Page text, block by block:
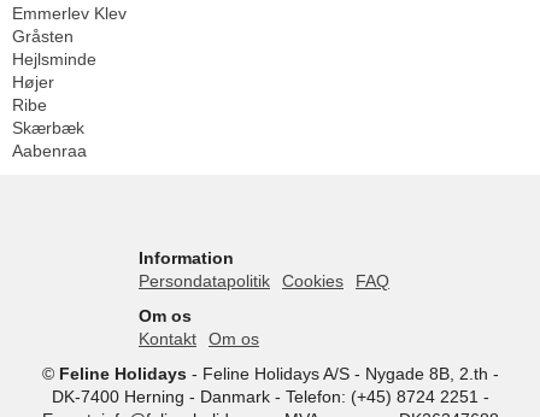
Emmerlev Klev
Gråsten
Hejlsminde
Højer
Ribe
Skærbæk
Aabenraa
Information
Persondatapolitik
Cookies
FAQ
Om os
Kontakt
Om os
© Feline Holidays- Feline Holidays A/S- Nygade 8B, 2.th -
DK-7400 Herning - Danmark - Telefon: (+45) 8724 2251 -